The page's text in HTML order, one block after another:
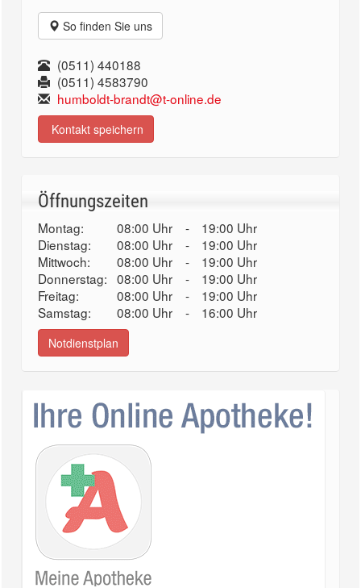
So finden Sie uns
(0511) 440188
(0511) 4583790
humboldt-brandt@t-online.de
Kontakt speichern
Öffnungszeiten
Montag: 08:00 Uhr -
19:00 Uhr
Dienstag:
08:00 Uhr -
19:00 Uhr
Mittwoch:
08:00 Uhr -
19:00 Uhr
Donnerstag: 08:00 Uhr -
19:00 Uhr
Freitag:
08:00 Uhr -
19:00 Uhr
Samstag:
08:00 Uhr - 16:00 Uhr
Notdienstplan